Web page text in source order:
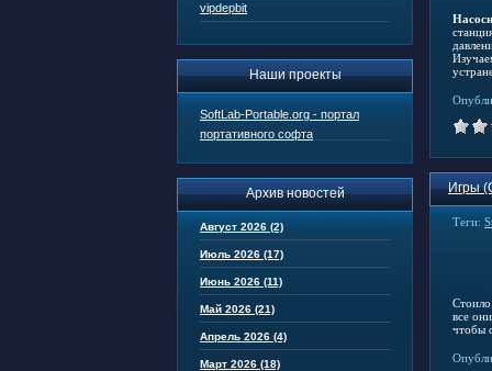
vipdepbit
Наши проекты
SoftLab-Portable.org - портал
портативного софта
Архив новостей
Август 2026 (2)
Июль 2026 (17)
Июнь 2026 (11)
Май 2026 (21)
Апрель 2026 (4)
Март 2026 (18)
Игры
Теги:
все
чтобы